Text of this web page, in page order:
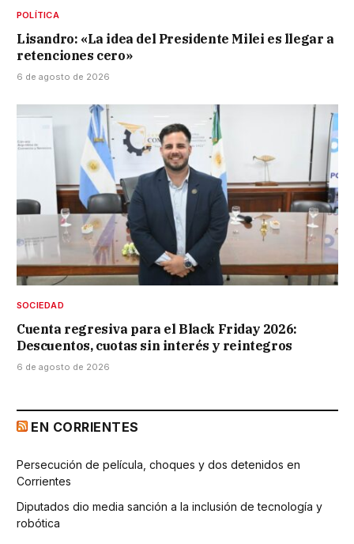
POLÍTICA
Lisandro: «La idea del Presidente Milei es llegar a
retenciones cero»
6 de agosto de 2026
SOCIEDAD
Cuenta regresiva para el Black Friday 2026:
Descuentos, cuotas sin interés y reintegros
6 de agosto de 2026
EN CORRIENTES
Persecución de película, choques y dos detenidos en
Corrientes
Diputados dio media sanción a la inclusión de tecnología y
robótica